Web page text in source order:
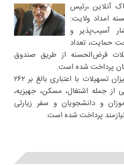
آنلاین ،رئیس
امداد ولایت:
آسیب‌پذیر و
حمایت، تعداد
فقره تسهیلات قرض‌الحسنه از طریق صندوق
پرداخت شده است.
خدایار حسنوند افزود: این میزان تسهیلات با اعتباری بالغ بر ۲۶۲
از جمله اشتغال، مسکن، جهیزیه،
و دانشجویان و سفر زیارتی
پرداخت شده است.